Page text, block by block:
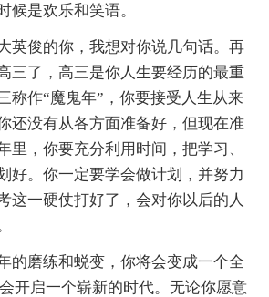
候是欢乐和笑语。
英俊的你，我想对你说几句话。再
三了，高三是你人生要经历的最重
称作“魔鬼年”，你要接受人生从来
还没有从各方面准备好，但现在准
里，你要充分利用时间，把学习、
好。你一定要学会做计划，并努力
这一硬仗打好了，会对你以后的人
的磨练和蜕变，你将会变成一个全
开启一个崭新的时代。无论你愿意